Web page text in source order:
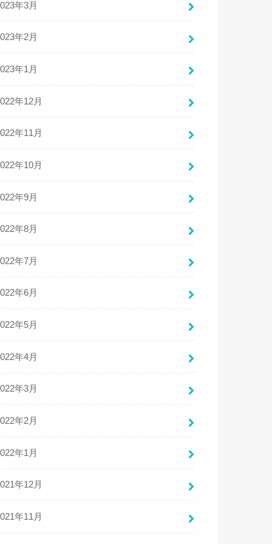
年3月
年2月
年1月
年12月
年11月
年10月
年9月
年8月
年7月
年6月
年5月
年4月
年3月
年2月
年1月
年12月
年11月